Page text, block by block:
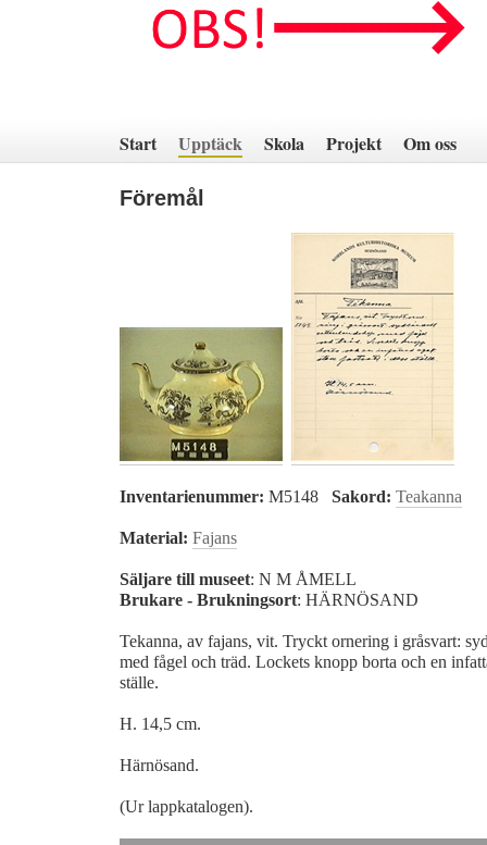
innehåll
Start Upptäck Skola Projekt Om oss
Föremål
Inventarienummer: M5148 Sakord: Teakanna
Material: Fajans
Säljare till museet: N M ÅMELL
Brukare - Brukningsort: HÄRNÖSAND
Tekanna, av fajans, vit. Tryckt ornering i gråsvart:
med fågel och träd. Lockets knopp borta och en
ställe.
H. 14,5 cm.
Härnösand.
(Ur lappkatalogen).